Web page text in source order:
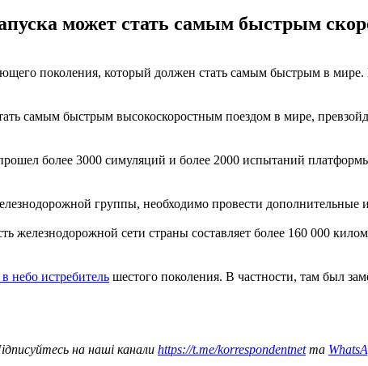
может стать самым быстрым
поколения, который должен стать самым быстрым в
самым быстрым высокоскоростным поездом в мире,
более 3000 симуляций и более 2000 испытаний
группы, необходимо провести дополнительные
железнодорожной сети страны составляет более 160 000
небо истребитель шестого поколения. В частности, там был
на наші канали https://t.me/korrespondentnetта